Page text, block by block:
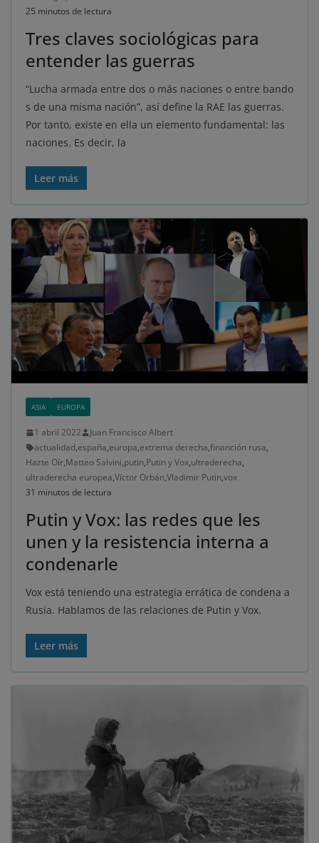
25 minutos de lectura
Tres claves sociológicas para
entender las guerras
“Lucha armada entre dos o más naciones o entre bando
s de una misma nación”, así define la RAE las guerras.
Por tanto, existe en ella un elemento fundamental: las
naciones. Es decir, la
Leer más
ASIA EUROPA
1 abril 2022
Juan Francisco Albert
actualidad,españa,europa,extrema derecha,financión rusa,
Hazte Oír,Matteo Salvini,putin,Putin y Vox,ultraderecha,
ultraderecha europea,Víctor Orbán,Vladimir Putin,vox
31 minutos de lectura
Putin y Vox: las redes que les
unen y la resistencia interna a
condenarle
Vox está teniendo una estrategia errática de condena a
Rusia. Hablamos de las relaciones de Putin y Vox.
Leer más